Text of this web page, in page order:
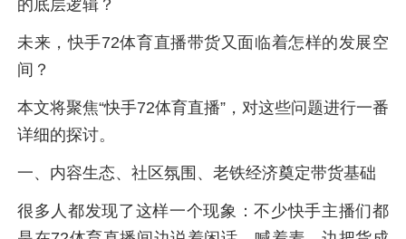
的底层逻辑？
未来，快手72体育直播带货又面临着怎样的发展空
间？
本文将聚焦“快手72体育直播”，对这些问题进行一番
详细的探讨。
一、内容生态、社区氛围、老铁经济奠定带货基础
很多人都发现了这样一个现象：不少快手主播们都